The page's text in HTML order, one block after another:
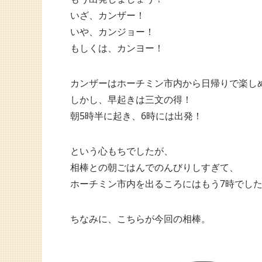
いざ、カンザー！
いや、カンジョー！
もしくは、カンヨー！
カンザーはホーチミン市内から日帰りで楽し
しかし、早起きは三文の得！
朝5時半に起き、6時には出発！
という心もちでしたが、
相棒との朝ごはんでのんびりしすぎて、
ホーチミン市内を出るころにはもう7時でした
ちなみに、こちらが今回の相棒。